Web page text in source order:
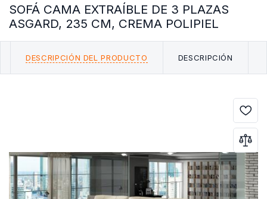
SOFÁ CAMA EXTRAÍBLE DE 3 PLAZAS
ASGARD, 235 CM, CREMA POLIPIEL
DESCRIPCIÓN DEL PRODUCTO DESCRIPCIÓN